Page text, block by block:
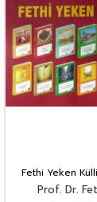
Fethi Yeken
Prof. Dr.